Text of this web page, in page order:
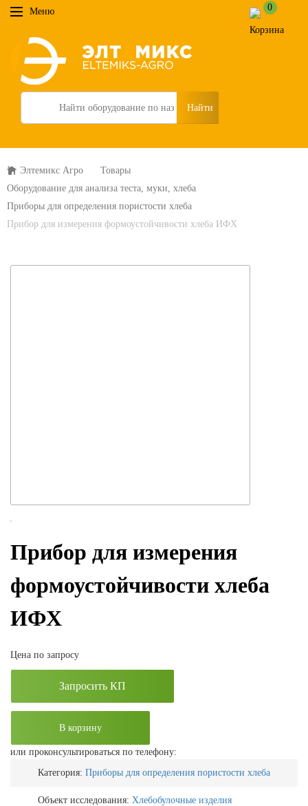
Меню 0
Search
Элтемикс Агро
Товары
Оборудование для анализа теста, муки, хлеба
Приборы для определения пористости хлеба
Прибор для измерения формоустойчивости хлеба ИФХ
Прибор для измерения
формоустойчивости хлеба
ИФХ
Цена по запросу
Запросить КП
В корзину
или проконсультироваться по телефону:
Категория: Приборы для определения пористости хлеба
Объект исследования: Хлебобулочные изделия